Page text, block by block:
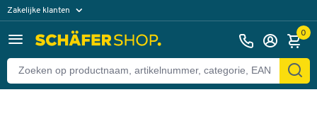
Zakelijke klanten
Particuliere klanten 0
Terug